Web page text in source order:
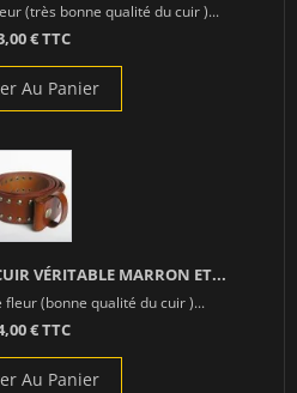
(très bonne qualité du cuir )...
€ TTC
Au Panier
VÉRITABLE MARRON ET...
(bonne qualité du cuir )...
€ TTC
Au Panier